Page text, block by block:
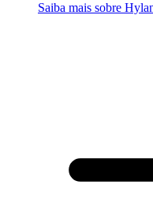
Saiba mais sobre